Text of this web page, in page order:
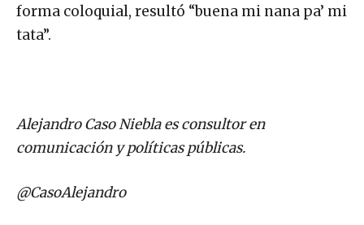
forma coloquial, resultó “buena mi nana pa’ mi
tata”.
Alejandro Caso Niebla es consultor en
comunicación y políticas públicas.
@CasoAlejandro